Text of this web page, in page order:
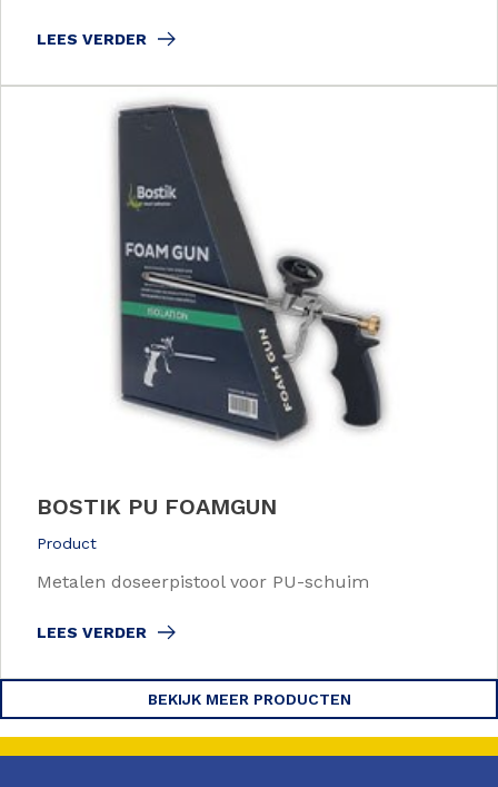
LEES VERDER
BOSTIK PU FOAMGUN
Product
Metalen doseerpistool voor PU-schuim
LEES VERDER
BEKIJK MEER PRODUCTEN